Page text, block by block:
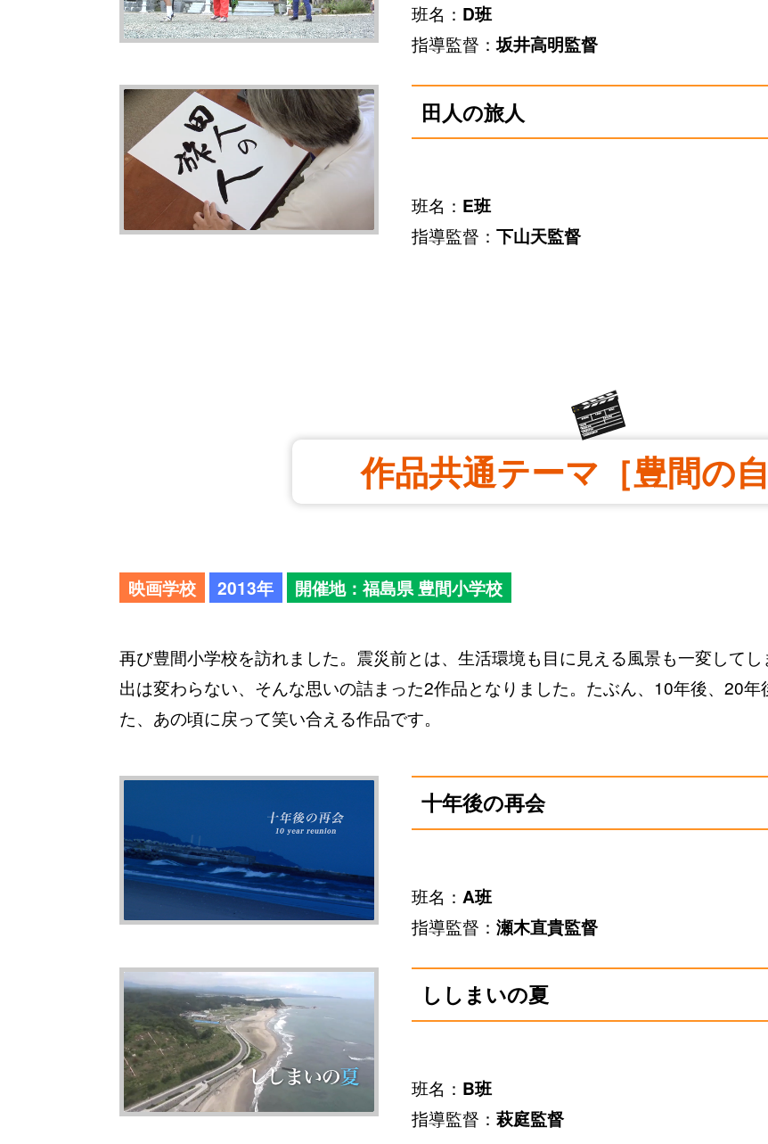
班名： D班
指導監督：坂井高明監督
田人の旅人
班名： E班
指導監督： 下山天監督
作品共通テーマ［豊間の自
映画学校 2013年 開催地：福島県 豊間小学校
再び豊間小学校を訪れました。震災前とは、生活環境も目に見える風景も一変して
出は変わらない、そんな思いの詰まった2作品となりました。たぶん、10年後、20
た、あの頃に戻って笑い合える作品です。
十年後の再会
班名： A班
指導監督： 瀬木直貴監督
ししまいの夏
班名： B班
指導監督： 萩庭監督